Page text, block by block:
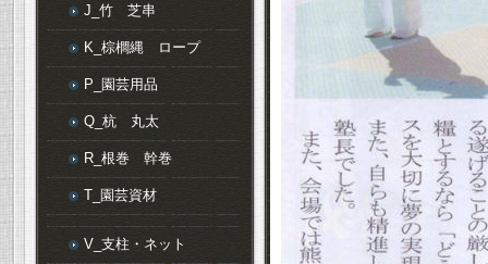
J_竹 芝串
K_棕櫚縄 ロープ
P_園芸用品
Q_杭 丸太
R_根巻 幹巻
T_園芸資材
V_支柱・ネット